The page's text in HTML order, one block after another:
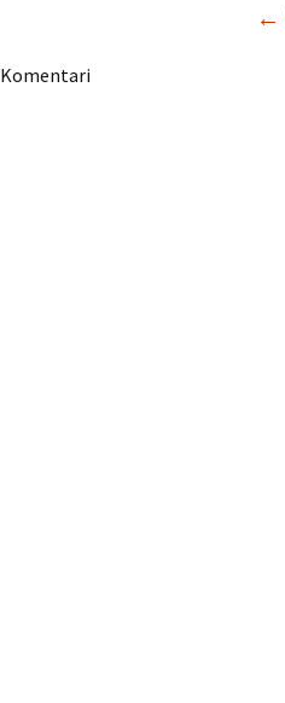
Navigacija
←
Komentari